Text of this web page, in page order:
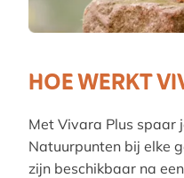
HOE WERKT
Met Vivara Plus spaar
Natuurpunten bij elke
zijn beschikbaar na